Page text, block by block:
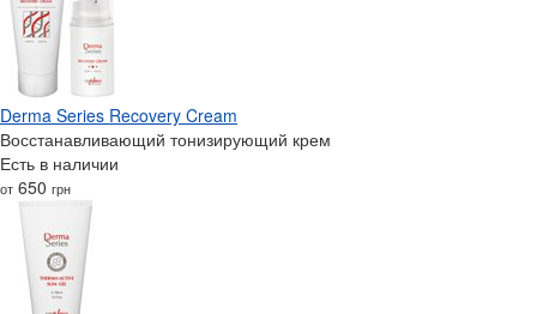
Derma Series Recovery Cream
Восстанавливающий тонизирующий крем
Есть в наличии
от 650 грн